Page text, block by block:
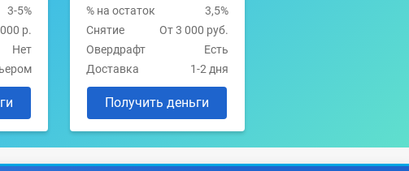
3-5%
р.
Нет
% на остаток
3,5%
Снятие
От 3 000 руб.
Овердрафт
Есть
Доставка
1-2 дня
Получить деньги